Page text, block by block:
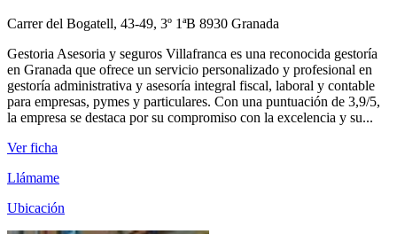
Carrer del Bogatell, 43-49, 3º 1ªB 8930 Granada
Gestoria Asesoria y seguros Villafranca es una reconocida gestoría
en Granada que ofrece un servicio personalizado y profesional en
gestoría administrativa y asesoría integral fiscal, laboral y contable
para empresas, pymes y particulares. Con una puntuación de 3,9/5,
la empresa se destaca por su compromiso con la excelencia y su...
Ver ficha
Llámame
Ubicación